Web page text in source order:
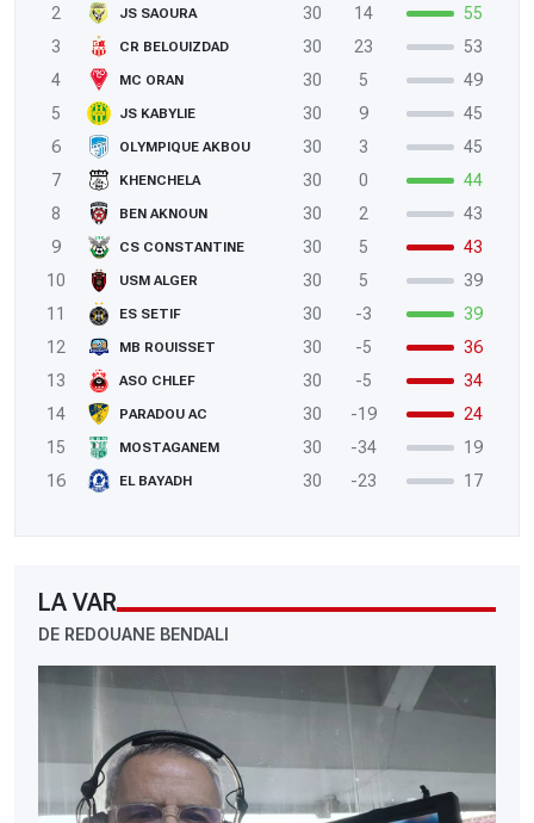
2
JS SAOURA 30 14
55
3
CR BELOUIZDAD 30 23
53
4
MC ORAN 30 5
49
5
JS KABYLIE 30 9
45
6
OLYMPIQUE AKBOU 30 3
45
7
KHENCHELA 30 0
44
8
BEN AKNOUN 30 2
43
9
CS CONSTANTINE 30 5
43
10
USM ALGER 30 5
39
11
ES SETIF 30 -3
39
12
MB ROUISSET 30 -5
36
13
ASO CHLEF 30 -5
34
14
PARADOU AC 30 -19
24
15
MOSTAGANEM 30 -34
19
16
EL BAYADH 30 -23 17
LA VAR
DE REDOUANE BENDALI